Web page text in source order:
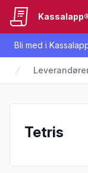
Bli med i
Tetris